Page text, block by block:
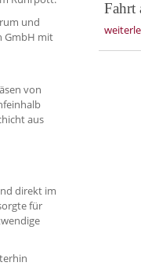
und
GmbH mit
von
aus
direkt im
für
Fahrt